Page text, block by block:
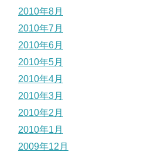
2010年8月
2010年7月
2010年6月
2010年5月
2010年4月
2010年3月
2010年2月
2010年1月
2009年12月